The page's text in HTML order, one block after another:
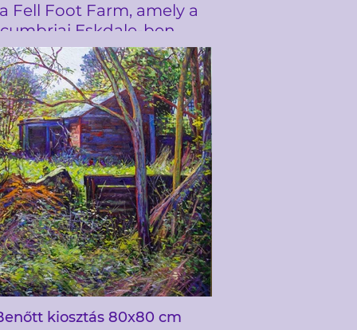
Fell Foot Farm, amely a
cumbriai Eskdale-ben
Wrynose hágón
Észrevettem ezt a
amikor áthajtottam a
a Langdale-völgyből, de
évvel később döntöttem
úgy, hogy megfestem
kiosztás 80x80 cm